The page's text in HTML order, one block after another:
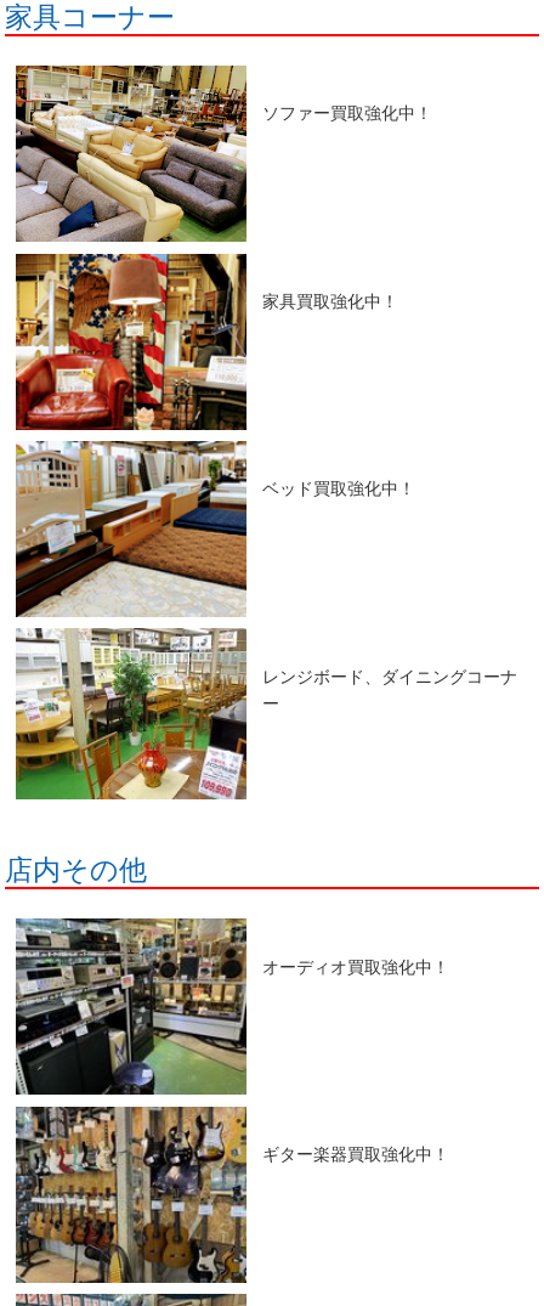
家具コーナー
ソファー買取強化中！
家具買取強化中！
ベッド買取強化中！
レンジボード、ダイニングコーナ
ー
店内その他
オーディオ買取強化中！
ギター楽器買取強化中！